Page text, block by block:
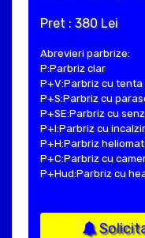
Pret : 380 Lei
Abrevieri parbrize:
P:Parbriz clar
P+V:Parbriz cu tenta
P+S:Parbriz cu
P+SE:Parbriz cu
P+I:Parbriz cu
P+H:Parbriz heliomat
P+C:Parbriz cu
P+Hud:Parbriz cu